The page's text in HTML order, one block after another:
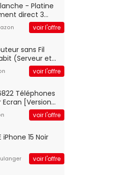
- Platine
direct 3
trs/min) avec
port USBvoir l'offre
sans Fil
(Serveur et
Mode Point
voir l'offre
Téléphones
Ecran [Version
voir l'offre
15 Noir
voir l'offre